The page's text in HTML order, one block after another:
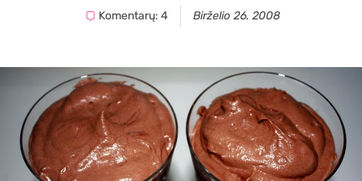
Komentarų: 4 Birželio 26. 2008